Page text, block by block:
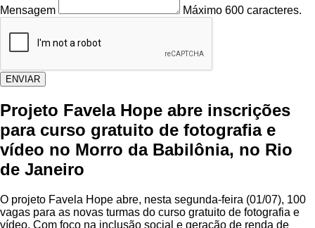
Mensagem Máximo 600 caracteres.
ENVIAR
Projeto Favela Hope abre inscrições
para curso gratuito de fotografia e
vídeo no Morro da Babilônia, no Rio
de Janeiro
O projeto Favela Hope abre, nesta segunda-feira (01/07), 100
vagas para as novas turmas do curso gratuito de fotografia e
vídeo. Com foco na inclusão social e geração de renda de